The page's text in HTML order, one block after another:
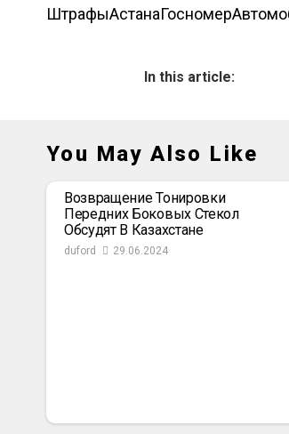
ШтрафыАстанаГосномер
In this article:
You May Also Like
Возвращение Тонировки
Передних Боковых Стекол
Обсудят В Казахстане
duford 29.06.2024